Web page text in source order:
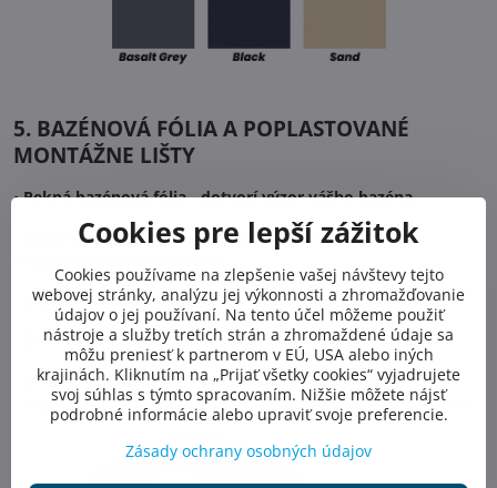
5. BAZÉNOVÁ FÓLIA A POPLASTOVANÉ
MONTÁŽNE LIŠTY
•Pekná bazénová fólia - dotvorí výzor vášho bazéna
Odolná voči UV žiareniu, chlóru a chemikáliám a
Dlhá Životnosť a jednoduchá údržba
Široká škála farieb a vzorov na výber
Montážne lišty pre inštaláciu fólie: Zabezpečujú pevné
uchytenie fólie, zabraňujú posunutiu a predlžujú jej životnosť
Cookies pre lepší zážitok
Cookies používame na zlepšenie vašej návštevy tejto
webovej stránky, analýzu jej výkonnosti a zhromažďovanie
údajov o jej používaní. Na tento účel môžeme použiť
nástroje a služby tretích strán a zhromaždené údaje sa
môžu preniesť k partnerom v EÚ, USA alebo iných
krajinách. Kliknutím na „Prijať všetky cookies“ vyjadrujete
svoj súhlas s týmto spracovaním. Nižšie môžete nájsť
podrobné informácie alebo upraviť svoje preferencie.
Zásady ochrany osobných údajov